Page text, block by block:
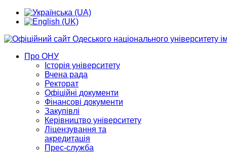
Про ОНУ
Історія університету
Вчена рада
Ректорат
Офіційні документи
Фінансові документи
Закупівлі
Керівництво університету
Ліцензування та
акредитація
Прес-служба